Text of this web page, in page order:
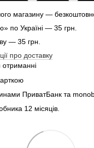
магазину —
по Україні — 35 грн.
— 35 грн.
про доставку
отриманні
ПриватБанк та
12 місяців.